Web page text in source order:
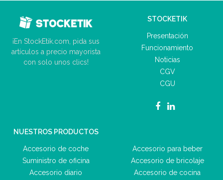
¡En StockEtik.com, pida sus
artículos a precio mayorista
con solo unos clics!
STOCKETIK
Presentación
Funcionamiento
Noticias
CGV
CGU
NUESTROS PRODUCTOS
Accesorio de coche
Suministro de oficina
Accesorio diario
Accesorio para beber
Accesorio de bricolaje
Accesorio de cocina